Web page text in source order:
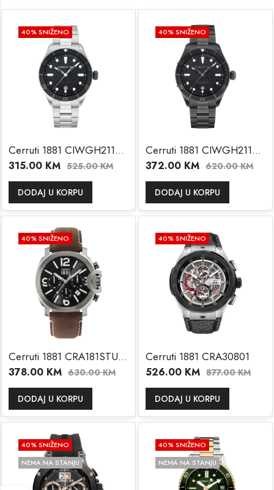
40% SNIŽENO
Cerruti 1881 CIWGH2113703
315.00 KM 525.00KM
DODAJ U KORPU
40% SNIŽENO
Cerruti 1881 CIWGH2113702
372.00 KM 620.00KM
DODAJ U KORPU
40% SNIŽENO
Cerruti 1881 CRA181STU02BR
378.00 KM 630.00KM
DODAJ U KORPU
40% SNIŽENO
Cerruti 1881 CRA30801
526.00 KM 877.00KM
DODAJ U KORPU
40% SNIŽENO
NEMA NA STANJU
40% SNIŽENO
NEMA NA STANJU